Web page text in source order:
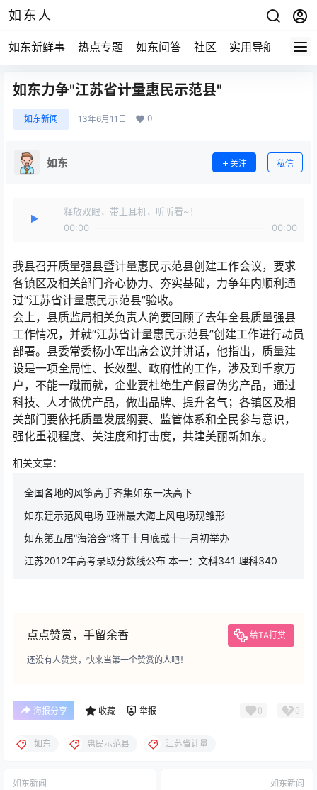
如东人
如东新鲜事 热点专题 如东问答 社区 实用导航 如东
如东力争"江苏省计量惠民示范县"
如东新闻 13年6月11日 0
如东 关注 私信
释放双眼，带上耳机，听听看~！
00:00
00:00
我县召开质量强县暨计量惠民示范县创建工作会议，要求
各镇区及相关部门齐心协力、夯实基础，力争年内顺利通
过“江苏省计量惠民示范县”验收。
会上，县质监局相关负责人简要回顾了去年全县质量强县
工作情况，并就“江苏省计量惠民示范县”创建工作进行动员
部署。县委常委杨小军出席会议并讲话，他指出，质量建
设是一项全局性、长效型、政府性的工作，涉及到千家万
户，不能一蹴而就，企业要杜绝生产假冒伪劣产品，通过
科技、人才做优产品，做出品牌、提升名气；各镇区及相
关部门要依托质量发展纲要、监管体系和全民参与意识，
强化重视程度、关注度和打击度，共建美丽新如东。
相关文章：
全国各地的风筝高手齐集如东一决高下
如东建示范风电场 亚洲最大海上风电场现雏形
如东第五届“海洽会”将于十月底或十一月初举办
江苏2012年高考录取分数线公布 本一：文科341 理科340
点点赞赏，手留余香 给TA打赏
还没有人赞赏，快来当第一个赞赏的人吧！
海报分享 收藏 举报 0 0
如东 惠民示范县 江苏省计量
如东新闻 如东新闻